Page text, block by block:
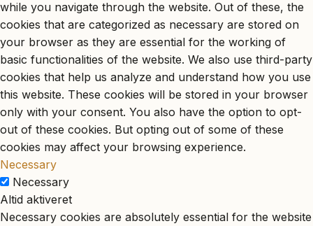
while you navigate through the website. Out of these, the
cookies that are categorized as necessary are stored on
your browser as they are essential for the working of
basic functionalities of the website. We also use third-party
cookies that help us analyze and understand how you use
this website. These cookies will be stored in your browser
only with your consent. You also have the option to opt-
out of these cookies. But opting out of some of these
cookies may affect your browsing experience.
Necessary
Necessary
Altid aktiveret
Necessary cookies are absolutely essential for the website